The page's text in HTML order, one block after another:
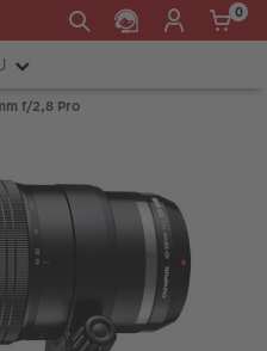
0
f/2,8 Pro